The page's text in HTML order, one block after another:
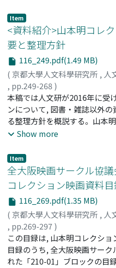
対立関係にあった鈴木尚之・
の新吉とその恋人あやめの情
である自治精神の根本義をど
る」と批判する。しかし本稿
の『祇園祭』批判の核心では
芝居「祇園祭」とその書籍(初
年)に出会って以来, 映画化を
伊藤のフィルモグラフィーを
との接続・非接続の観点から
のスタイルをカモフラージュ
を描いた伊藤が, 『祇園祭』に
の勝利の象徴としての主人公
き, そしてその演出方法には,
ク作品であり, 検閲による頓挫
家としての「抵抗」をある種,
郎の首』(1955年)が引用され
人公が理不尽に死んでいくラ
いう演出プラン, 同時代におけ
しての主人公のアクチュアリ
に, 伊藤のこだわりがあった
た一方で, 伊藤はそもそも民主
ばれる映画監督伊藤大輔が製
マは1960年代の社会状況とも
などを通じて市民が映画製作
は専門誌上で刊行公開されて
リーが存在する。伊藤大輔が
祭」--物語の輪郭--」である。
この本を, 伊藤大輔自身は「赤
「赤本」には, 伊藤大輔が
「祇園祭」の構想が記されて
め, 山門(比叡山延暦寺)や幕府
新たに「祇園祭」として復興
過去と現在をつなぐ物語は, 京
さわしい内容である。しかし,
の監督を途中で降板し, 完成
は異なるストーリーとなった
伊藤大輔の「祇園祭」を記録
「赤本」は, 京都府立京都学
館内伊藤大輔文庫に各1冊ずつ
だ公刊物とはなっていない。
文庫所収の自筆草稿, 自筆メ
翻刻・紹介する。映画監督伊
Item
<資料紹介>山本明コレ
要と整理方針
116_249.pdf(1.49 MB)
( 京都大學人文科學研究所 , 人
, pp.249-268 )
森岡, 洋史;Morioka, Hiroshi;
本稿では人文研が2016年に受
ンについて, 図書・雑誌以外
る整理方針を概説する。山本
して1949年から1977年にかけ
もに, 自身の活動に関連する資
た。運動の当事者であると同
たため, コレクションは関西
非常に貴重な資料群である。
料は, 自身が運営していた全大
営資料や機関紙・刊行物の他,
織の資料, 他のサークルの機関
ター・チラシ, 新聞切り抜き
よる整理を通じて保存環境を
細な資料目録を作成するとと
Show more
Item
全大阪映画サークル協
コレクション映画資料
116_269.pdf(1.35 MB)
( 京都大學人文科學研究所 , 人
, pp.269-297 )
この目録は, 山本明コレクシ
目録のうち, 全大阪映画サー
れた「210-01」ブロックの目